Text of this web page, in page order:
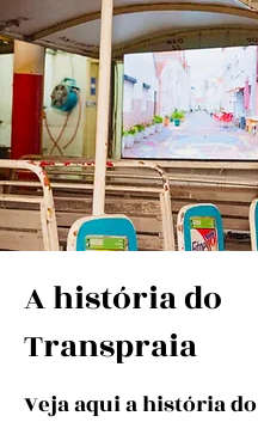
A história do
Transpraia
Veja aqui a história do